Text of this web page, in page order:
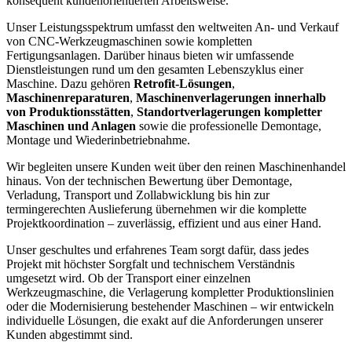
Unser Leistungsspektrum umfasst den weltweiten An- und Verkauf
von CNC-Werkzeugmaschinen sowie kompletten
Fertigungsanlagen. Darüber hinaus bieten wir umfassende
Dienstleistungen rund um den gesamten Lebenszyklus einer
Maschine. Dazu gehören Retrofit-Lösungen,
Maschinenreparaturen, Maschinenverlagerungen innerhalb
von Produktionsstätten, Standortverlagerungen kompletter
Maschinen und Anlagen sowie die professionelle Demontage,
Montage und Wiederinbetriebnahme.
Wir begleiten unsere Kunden weit über den reinen Maschinenhandel
hinaus. Von der technischen Bewertung über Demontage,
Verladung, Transport und Zollabwicklung bis hin zur
termingerechten Auslieferung übernehmen wir die komplette
Projektkoordination – zuverlässig, effizient und aus einer Hand.
Unser geschultes und erfahrenes Team sorgt dafür, dass jedes
Projekt mit höchster Sorgfalt und technischem Verständnis
umgesetzt wird. Ob der Transport einer einzelnen
Werkzeugmaschine, die Verlagerung kompletter Produktionslinien
oder die Modernisierung bestehender Maschinen – wir entwickeln
individuelle Lösungen, die exakt auf die Anforderungen unserer
Kunden abgestimmt sind.